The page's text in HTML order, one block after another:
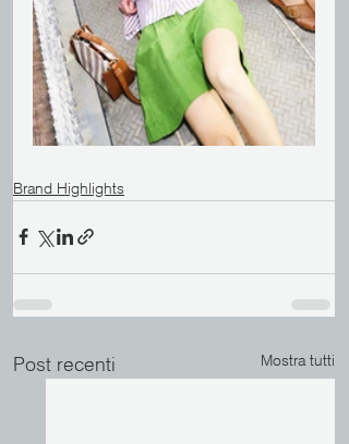
Brand Highlights
Post recenti Mostra tutti